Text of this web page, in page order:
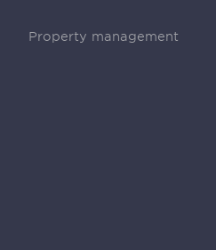
Property management